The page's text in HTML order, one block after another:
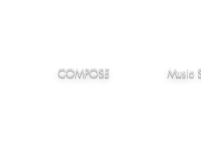
COMPOSE Music